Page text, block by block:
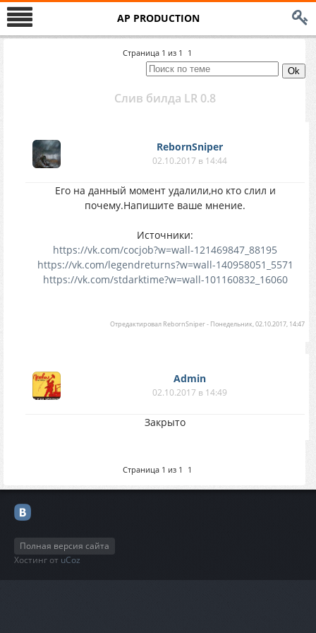
AP PRODUCTION
Страница 1 из 1 1
Слив билда LR 0.8
RebornSniper
02.10.2017 в 14:44
Его на данный момент удалили,но кто слил и
почему.Напишите ваше мнение.
Источники:
https://vk.com/cocjob?w=wall-121469847_88195
https://vk.com/legendreturns?w=wall-140958051_5571
https://vk.com/stdarktime?w=wall-101160832_16060
Отредактировал RebornSniper- Понедельник, 02.10.2017, 14:47
Аdmin
02.10.2017 в 14:49
Закрыто
Страница 1 из 1 1
Полная версия сайта
Хостинг от uCoz